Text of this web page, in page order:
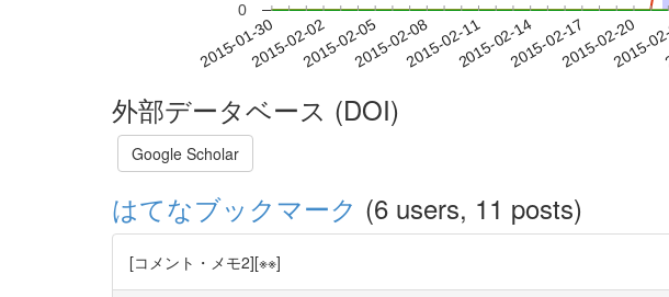
2015-01-302015-02-022015-02-052015-02-082015-02-112015-02-142015-02-172015-02-20
2015-
0
外部データベース (DOI)
Google Scholar
はてなブックマーク (6 users, 11 posts)
[コメント・メモ2][※※]